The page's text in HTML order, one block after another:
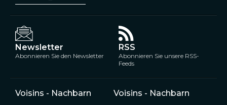
Newsletter
Abonnieren Sie den Newsletter
RSS
Abonnieren Sie unsere RSS-
Feeds
Voisins - Nachbarn Voisins - Nachbarn